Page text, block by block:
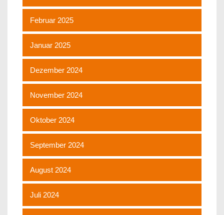
Februar 2025
Januar 2025
Dezember 2024
November 2024
Oktober 2024
September 2024
August 2024
Juli 2024